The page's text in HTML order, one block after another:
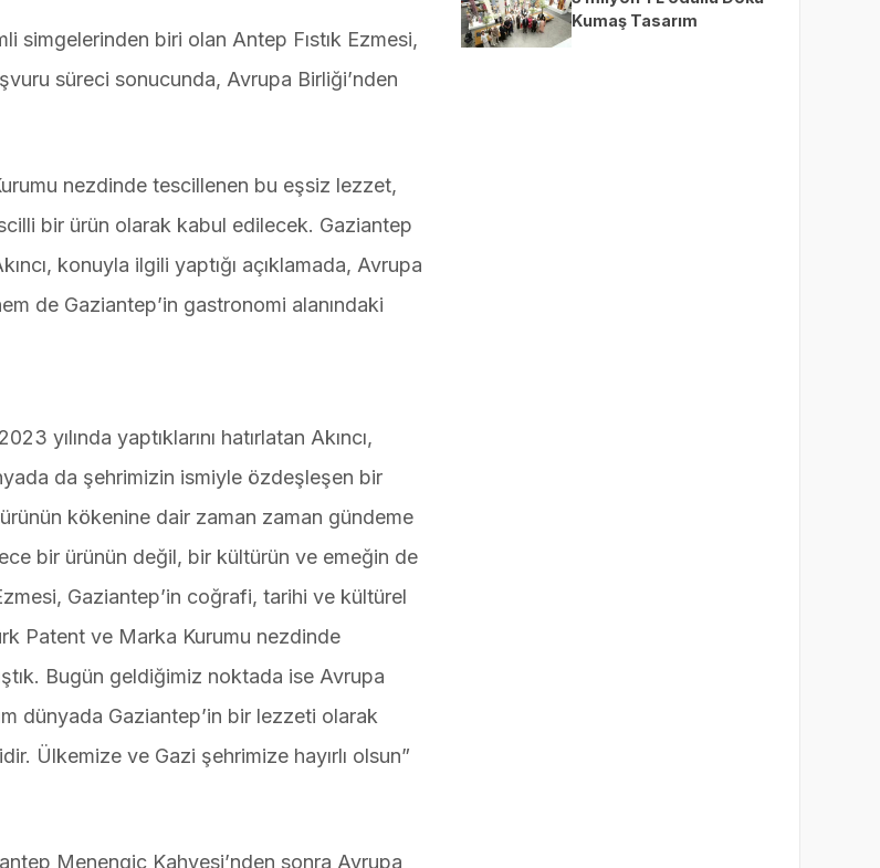
simgelerinden biri olan Antep Fıstık Ezmesi,
süreci sonucunda, Avrupa Birliği’nden
nezdinde tescillenen bu eşsiz lezzet,
bir ürün olarak kabul edilecek. Gaziantep
konuyla ilgili yaptığı açıklamada, Avrupa
de Gaziantep’in gastronomi alanındaki
yılında yaptıklarını hatırlatan Akıncı,
da şehrimizin ismiyle özdeşleşen bir
kökenine dair zaman zaman gündeme
bir ürünün değil, bir kültürün ve emeğin de
Gaziantep’in coğrafi, tarihi ve kültürel
Patent ve Marka Kurumu nezdinde
Bugün geldiğimiz noktada ise Avrupa
dünyada Gaziantep’in bir lezzeti olarak
Ülkemize ve Gazi şehrimize hayırlı olsun”
Menengiç Kahvesi’nden sonra Avrupa
Kumaş Tasarım